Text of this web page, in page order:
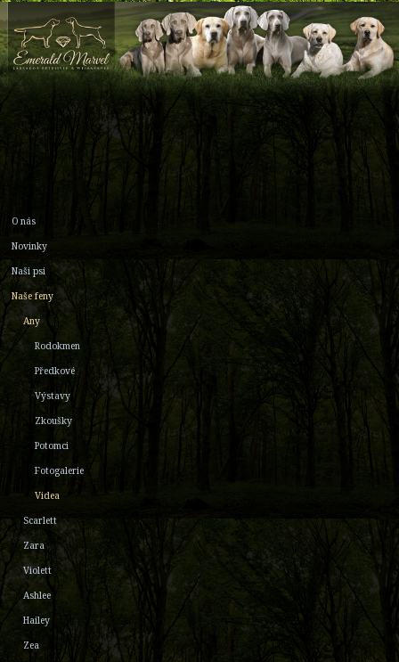
O nás
Novinky
Naši psi
Naše feny
Any
Rodokmen
Předkové
Výstavy
Zkoušky
Potomci
Fotogalerie
Videa
Scarlett
Zara
Violett
Ashlee
Hailey
Zea